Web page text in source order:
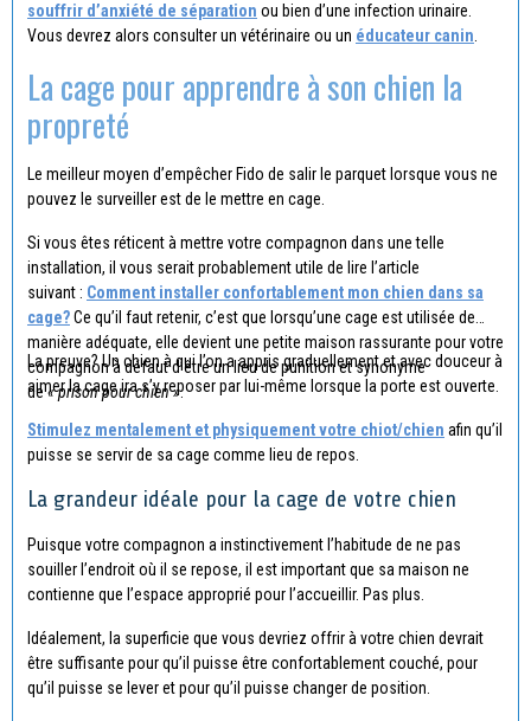
souffrir d’anxiété de séparation ou bien d’une infection urinaire.
Vous devrez alors consulter un vétérinaire ou un éducateur canin
La cage pour apprendre à son chien la
propreté
Le meilleur moyen d’empêcher Fido de salir le parquet lorsque vous ne
pouvez le surveiller est de le mettre en cage.
Si vous êtes réticent à mettre votre compagnon dans une telle
installation, il vous serait probablement utile de lire l’article
suivant : Comment installer confortablement mon chien dans sa
cage?Ce qu’il faut retenir, c’est que lorsqu’une cage est utilisée de
manière adéquate, elle devient une petite maison rassurante pour votre
compagnon à défaut d’être un lieu de punition et synonyme
de« prison pour chien ».
La preuve? Un chien à qui l’on a appris graduellement et avec douceur à
aimer la cage ira s’y reposer par lui-même lorsque la porte est ouverte.
Stimulez mentalement et physiquement votre chiot/chien afin qu’il
puisse se servir de sa cage comme lieu de repos.
La grandeur idéale pour la cage de votre chien
Puisque votre compagnon a instinctivement l’habitude de ne pas
souiller l’endroit où il se repose, il est important que sa maison ne
contienne que l’espace approprié pour l’accueillir. Pas plus.
Idéalement, la superficie que vous devriez offrir à votre chien devrait
être suffisante pour qu’il puisse être confortablement couché, pour
qu’il puisse se lever et pour qu’il puisse changer de position.